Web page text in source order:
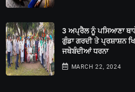
3 ਅਪ੍ਰੈਲ ਨੂੰ ਪਸਿਆਣਾ
ਗੁੰਡਾ ਗਰਦੀ ਤੇ ਪ੍ਰਸ਼ਾਸ਼ਨ
ਜਥੇਬੰਦੀਆਂ ਧਰਨਾ
MARCH 22, 2024